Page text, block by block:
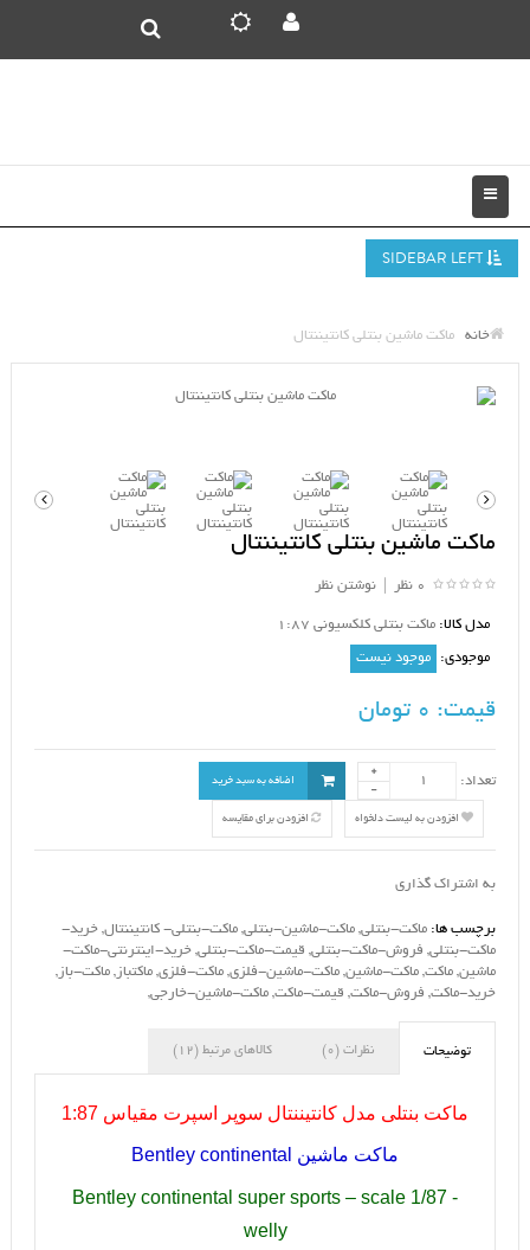
خانه ماکت ماشین بنتلی کانتیننتال
ماکت ماشین بنتلی کانتیننتال
0 نظر نوشتن نظر
مدل کالا: ماکت بنتلی کلکسیونی 1:87
موجودی: موجود نیست
قیمت:
تعداد: اضافه به سبد خرید
افزودن به لیست دلخواه افزودن برای مقایسه
به اشتراک گذاری
برچسب ها: ماکت-بنتلی, ماکت-ماشین-بنتلی, ماکت-بنتلی- کانتیننتال, خرید-
ماکت-بنتلی, فروش-ماکت-بنتلی, قیمت-ماکت-بنتلی, خرید-اینترنتی-ماکت-
ماشین, ماکت, ماکت-ماشین, ماکت-ماشین-فلزی, ماکت-فلزی, ماکتباز , ماکت-باز ,
خرید-ماکت, فروش-ماکت, قیمت-ماکت, ماکت-ماشین-خارجی,
توضیحات نظرات (0) کالاهای مرتبط (12)
ماکت بنتلی مدل کانتیننتال سوپر اسپرت مقیاس 1:87
ماکت ماشین Bentley continental
Bentley continental super sports – scale 1/87 -
welly